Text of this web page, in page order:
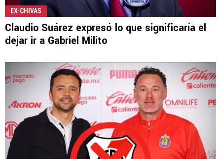
EX-CHIVAS
Claudio Suárez expresó lo que significaría el
dejar ir a Gabriel Milito